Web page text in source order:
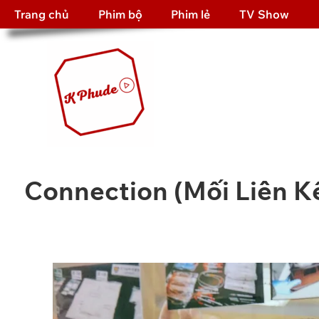
Trang chủ Phim bộ Phim lẻ TV Show
Connection (Mối Liên